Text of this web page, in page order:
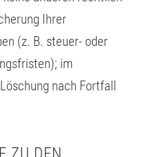
Ihrer
(z. B. steuer- oder
im
nach Fortfall